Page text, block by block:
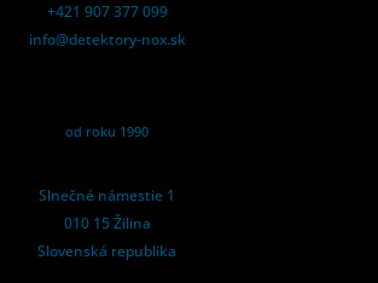
+421 907 377 099
info@detektory-nox.sk
od roku 1990
Slnečné námestie 1
010 15 Žilina
Slovenská republika